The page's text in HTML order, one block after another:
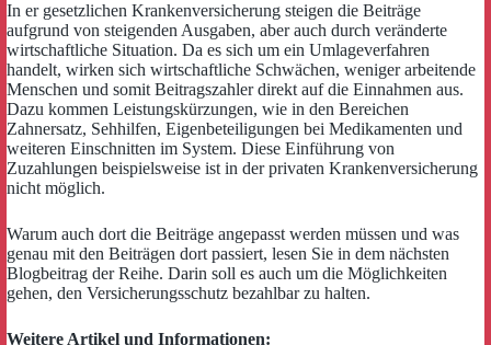
In er gesetzlichen Krankenversicherung steigen die Beiträge
aufgrund von steigenden Ausgaben, aber auch durch veränderte
wirtschaftliche Situation. Da es sich um ein Umlageverfahren
handelt, wirken sich wirtschaftliche Schwächen, weniger arbeitende
Menschen und somit Beitragszahler direkt auf die Einnahmen aus.
Dazu kommen Leistungskürzungen, wie in den Bereichen
Zahnersatz, Sehhilfen, Eigenbeteiligungen bei Medikamenten und
weiteren Einschnitten im System. Diese Einführung von
Zuzahlungen beispielsweise ist in der privaten Krankenversicherung
nicht möglich.
Warum auch dort die Beiträge angepasst werden müssen und was
genau mit den Beiträgen dort passiert, lesen Sie in dem nächsten
Blogbeitrag der Reihe. Darin soll es auch um die Möglichkeiten
gehen, den Versicherungsschutz bezahlbar zu halten.
Weitere Artikel und Informationen: